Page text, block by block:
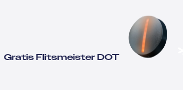
Gratis Flitsmeister DOT